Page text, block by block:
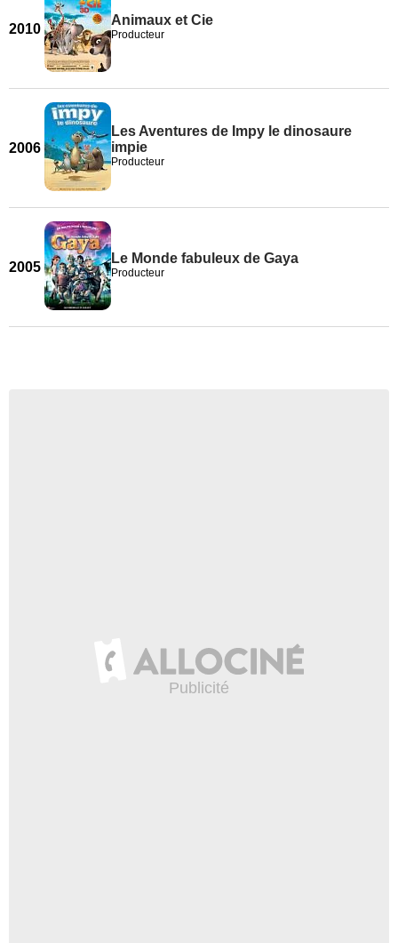
2010
Animaux et Cie
Producteur
2006
Les Aventures de Impy le dinosaure
impie
Producteur
2005
Le Monde fabuleux de Gaya
Producteur